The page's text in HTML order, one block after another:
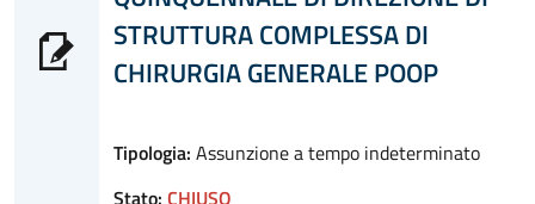
STRUTTURA COMPLESSA DI
CHIRURGIA GENERALE POOP
Tipologia: Assunzione a tempo indeterminato
Stato: CHIUSO